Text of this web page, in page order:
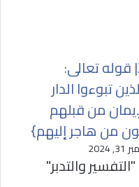
|20| قوله تعالى:
تبوءوا الدار
من قبلهم
من هاجر إليهم}
والتدبر"